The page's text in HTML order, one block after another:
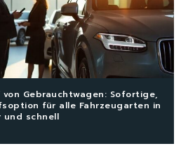
Gebrauchtwagen: Sofortige,
für alle Fahrzeugarten in
und schnell